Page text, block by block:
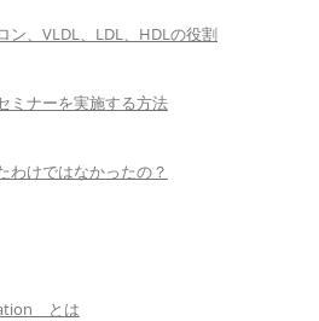
ン、VLDL、LDL、HDLの役割
ミナーを実施する方法
わけではなかったの？
とは